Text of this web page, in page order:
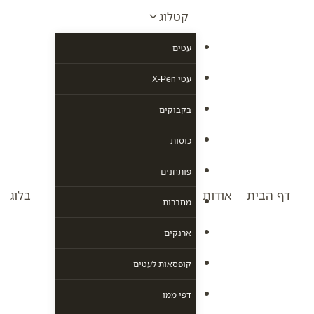
דף הבית אודות
קטלוג
עטים
עטי X-Pen
בקבוקים
כוסות
פותחנים
מחברות
ארנקים
קופסאות לעטים
דפי ממו
בלוג